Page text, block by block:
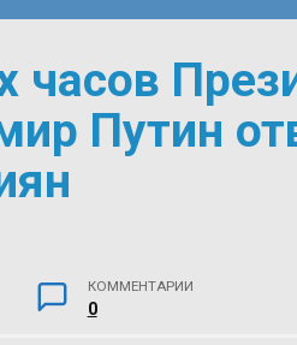
часов
Путин
КОММЕНТАРИИ
0